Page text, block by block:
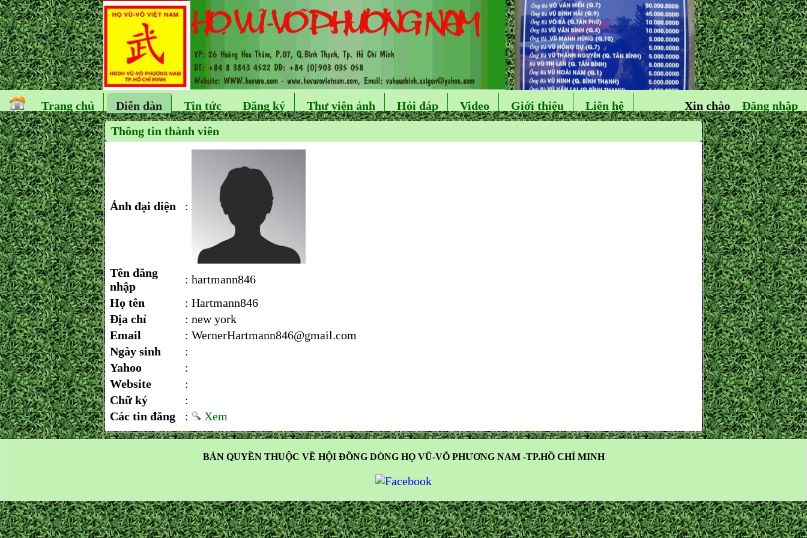
Trang chủ Diễn đàn Tin tức Đăng ký Thư viện ảnh Hỏi đáp Video Giới thiệu Liên hệ Đăng nhập
Xin chào
Thông tin thành viên
Ảnh đại diện :
Tên đăng
nhập
: hartmann846
Họ tên
: Hartmann846
Địa chỉ
: new york
Email
: WernerHartmann846@gmail.com
Ngày sinh
:
Yahoo
:
Website
:
Chữ ký
:
Các tin đăng
: Xem
BẢN QUYỀN THUỘC VỀ HỘI ĐỒNG DÒNG HỌ VŨ-VÕ PHƯƠNG NAM -TP.HỒ CHÍ MINH